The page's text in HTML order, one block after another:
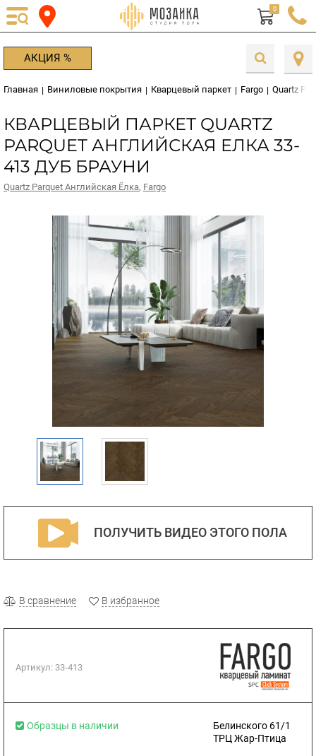
0
АКЦИЯ %
Главная | Виниловые покрытия | Кварцевый паркет | Fargo | Quartz
КВАРЦЕВЫЙ ПАРКЕТ QUARTZ
PARQUET АНГЛИЙСКАЯ ЕЛКА 33-
413 ДУБ БРАУНИ
Quartz Parquet Английская Ёлка, Fargo
ПОЛУЧИТЬ ВИДЕО ЭТОГО ПОЛА
В сравнение В избранное
Артикул: 33-413
Образцы в наличии
Белинского 61/1
ТРЦ Жар-Птица